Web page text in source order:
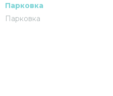
Парковка
Парковка